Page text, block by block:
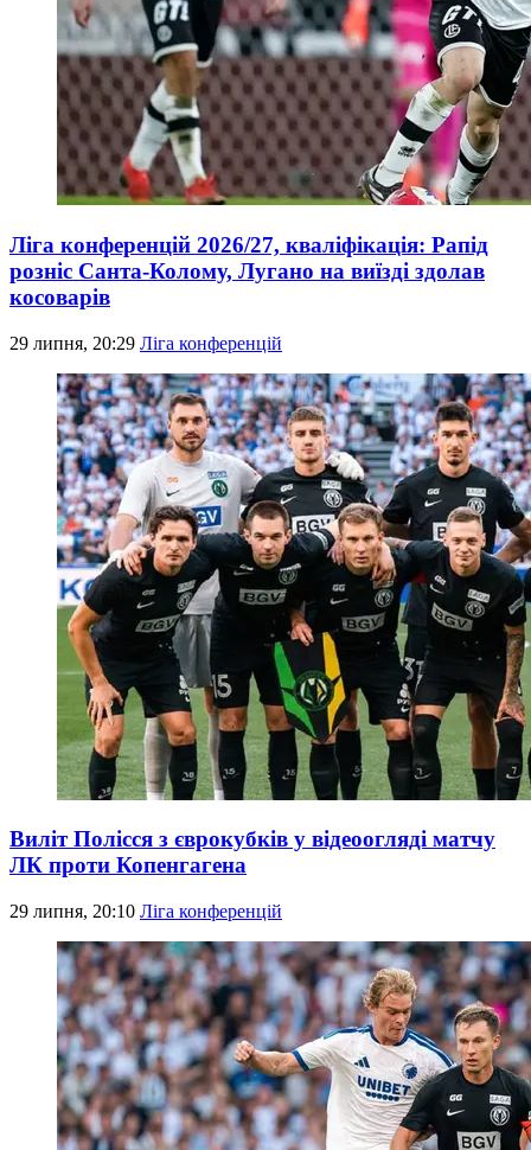
Ліга конференцій 2026/27, кваліфікація: Рапід
розніс Санта-Колому, Лугано на виїзді здолав
косоварів
29 липня, 20:29 Ліга конференцій
Виліт Полісся з єврокубків у відеоогляді матчу
ЛК проти Копенгагена
29 липня, 20:10 Ліга конференцій